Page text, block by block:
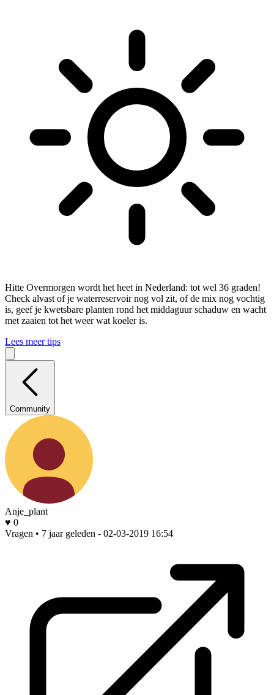
Hitte Overmorgen wordt het heet in Nederland: tot wel 36 graden!
Check alvast of je waterreservoir nog vol zit, of de mix nog vochtig
is, geef je kwetsbare planten rond het middaguur schaduw en wacht
met zaaien tot het weer wat koeler is.
Lees meer tips
Community
Anje_plant
♥ 0
Vragen • 7 jaar geleden - 02-03-2019 16:54